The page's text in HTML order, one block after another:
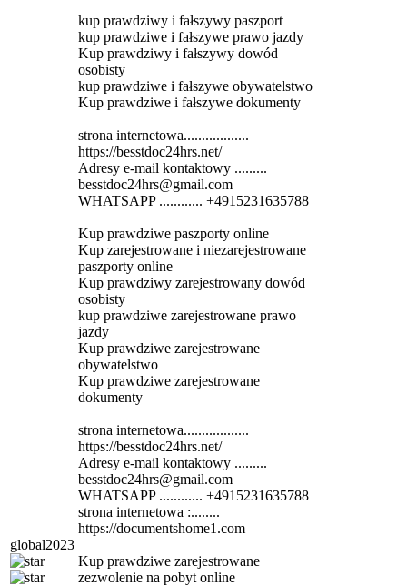
global2023
kup prawdziwy i fałszywy paszport
kup prawdziwe i fałszywe prawo jazdy
Kup prawdziwy i fałszywy dowód
osobisty
kup prawdziwe i fałszywe obywatelstwo
Kup prawdziwe i fałszywe dokumenty
strona internetowa..................
https://besstdoc24hrs.net/
Adresy e-mail kontaktowy .........
besstdoc24hrs@gmail.com
WHATSAPP ............ +4915231635788
Kup prawdziwe paszporty online
Kup zarejestrowane i niezarejestrowane
paszporty online
Kup prawdziwy zarejestrowany dowód
osobisty
kup prawdziwe zarejestrowane prawo
jazdy
Kup prawdziwe zarejestrowane
obywatelstwo
Kup prawdziwe zarejestrowane
dokumenty
strona internetowa..................
https://besstdoc24hrs.net/
Adresy e-mail kontaktowy .........
besstdoc24hrs@gmail.com
WHATSAPP ............ +4915231635788
strona internetowa :........
https://documentshome1.com
Kup prawdziwe zarejestrowane
zezwolenie na pobyt online